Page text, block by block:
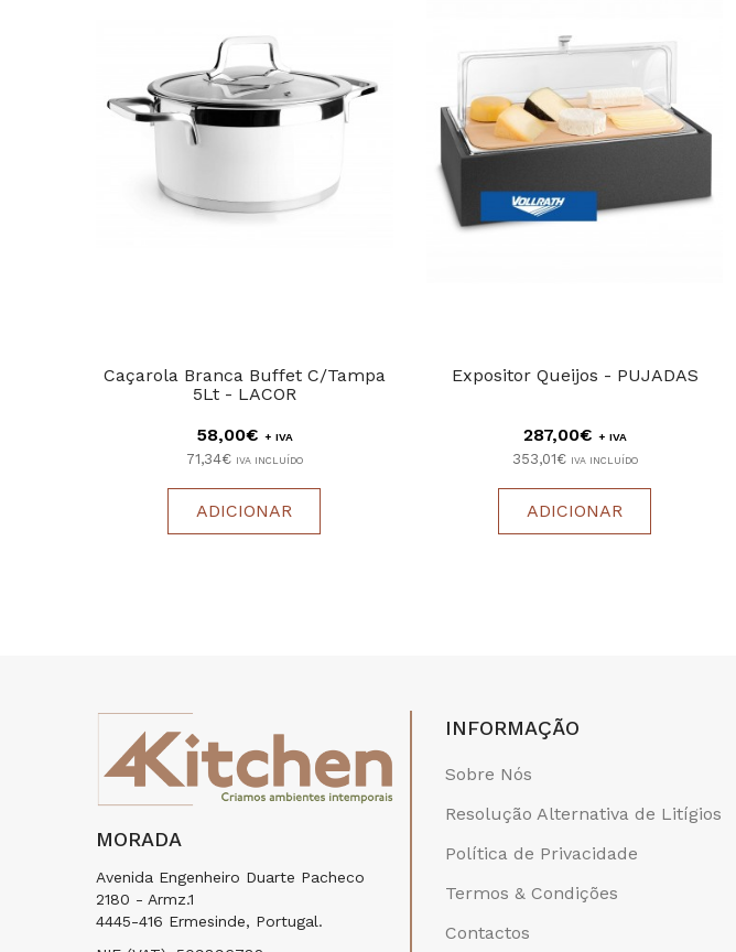
Caçarola Branca Buffet C/Tampa
5Lt - LACOR
58,00€ + IVA
71,34€ IVA INCLUÍDO
ADICIONAR
Expositor Queijos - PUJADAS
287,00€ + IVA
353,01€ IVA INCLUÍDO
ADICIONAR
MORADA
Avenida Engenheiro Duarte Pacheco
2180 - Armz.1
4445-416 Ermesinde, Portugal.
INFORMAÇÃO
Sobre Nós
Resolução Alternativa de Litígios
Política de Privacidade
Termos & Condições
Contactos